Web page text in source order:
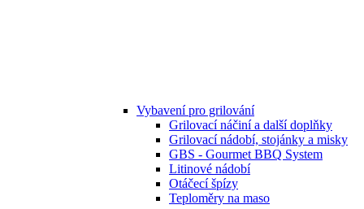
Vybavení pro grilování
Grilovací náčiní a další doplňky
Grilovací nádobí, stojánky a misky
GBS - Gourmet BBQ System
Litinové nádobí
Otáčecí špízy
Teploměry na maso